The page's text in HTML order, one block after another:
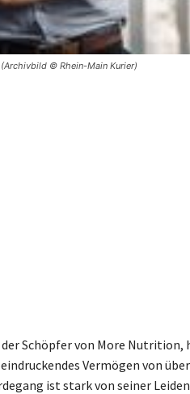
© Rhein-Main Kurier)
Schöpfer von More
Vermögen von
ist stark von seiner